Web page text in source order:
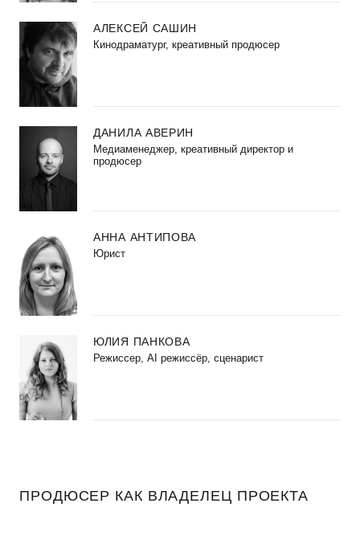
АЛЕКСЕЙ САШИН
Кинодраматург, креативный продюсер
ДАНИЛА АВЕРИН
Медиаменеджер, креативный директор и
продюсер
АННА АНТИПОВА
Юрист
ЮЛИЯ ПАНКОВА
Режиссер, AI режиссёр, сценарист
ПРОДЮСЕР КАК ВЛАДЕЛЕЦ ПРОЕКТА